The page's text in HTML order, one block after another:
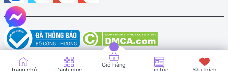
Bản quyền thuộc về TRANG ANH BABY STORE |Cung cấp bởiSapo
Giỏ hàng